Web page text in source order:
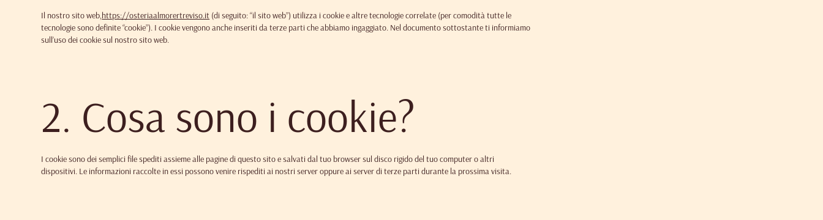
Il nostro sito web,https://osteriaalmorertreviso.it (di seguito: “il sito web”) utilizza i cookie e altre tecnologie correlate (per comodità tutte le
tecnologie sono definite “cookie”). I cookie vengono anche inseriti da terze parti che abbiamo ingaggiato. Nel documento sottostante ti informiamo
sull’uso dei cookie sul nostro sito web.
2. Cosa sono i cookie?
I cookie sono dei semplici file spediti assieme alle pagine di questo sito e salvati dal tuo browser sul disco rigido del tuo computer o altri
dispositivi. Le informazioni raccolte in essi possono venire rispediti ai nostri server oppure ai server di terze parti durante la prossima visita.